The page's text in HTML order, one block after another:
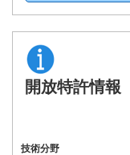
開放特許情報
技術分野